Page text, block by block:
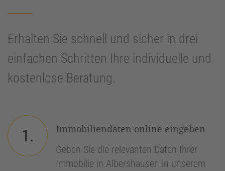
Erhalten Sie schnell und sicher in drei
einfachen Schritten Ihre individuelle und
kostenlose Beratung.
1.
Immobiliendaten online eingeben
Geben Sie die relevanten Daten Ihrer
Immobilie in Albershausen in unserem